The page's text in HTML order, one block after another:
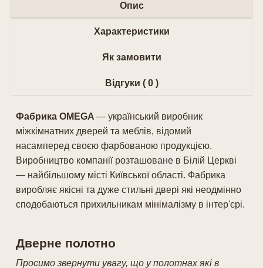
Опис
Характеристики
Як замовити
Відгуки ( 0 )
Фабрика OMEGA— український виробник
міжкімнатних дверей та меблів, відомий
насамперед своєю фарбованою продукцією.
Виробництво компанії розташоване в Білій Церкві
— найбільшому місті Київської області. Фабрика
виробляє якісні та дуже стильні двері які неодмінно
сподобаються прихильникам мінімалізму в інтер'єрі.
Дверне полотно
Просимо звернути увагу, що у полотнах які в